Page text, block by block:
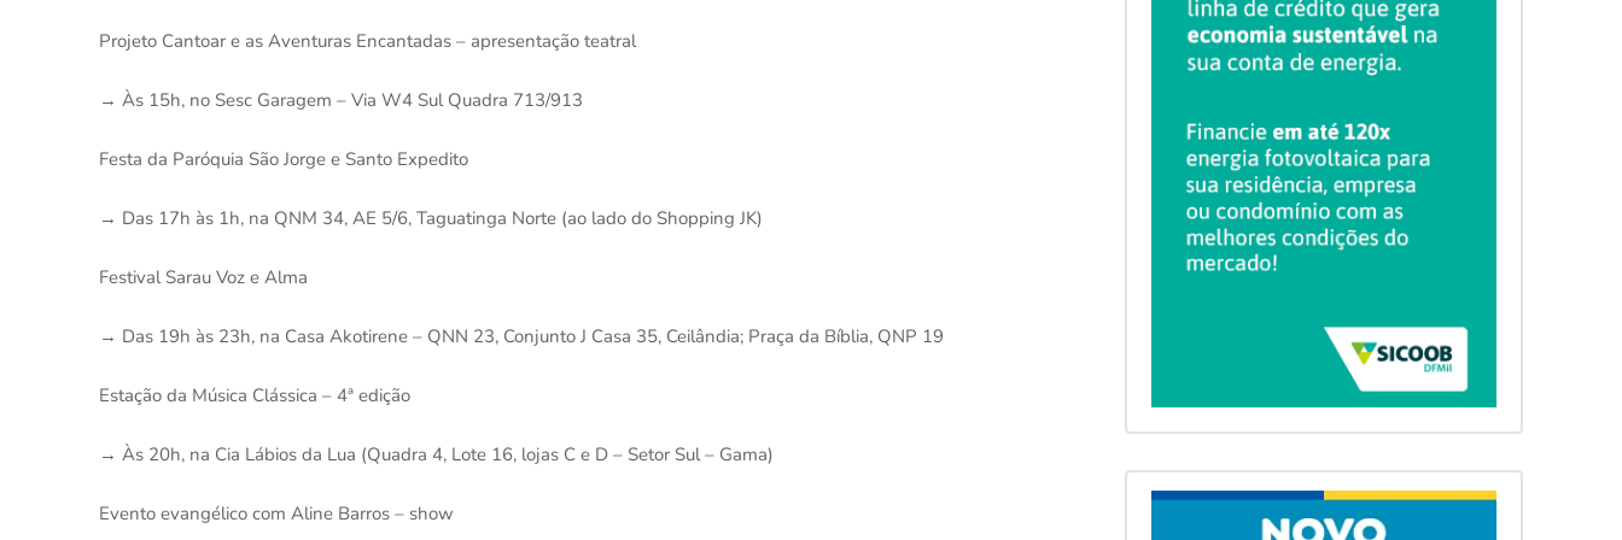
‌Projeto Cantoar e as Aventuras Encantadas – apresentação teatral
→ Às 15h, no Sesc Garagem – Via W4 Sul Quadra 713/913
‌Festa da Paróquia São Jorge e Santo Expedito
→ Das 17h às 1h, na QNM 34, AE 5/6, Taguatinga Norte (ao lado do Shopping JK)
Festival Sarau Voz e Alma
→ Das 19h às 23h, na Casa Akotirene – QNN 23, Conjunto J Casa 35, Ceilândia; Praça da Bíblia, QNP 19
Estação da Música Clássica – 4ª edição
→ Às 20h, na Cia Lábios da Lua (Quadra 4, Lote 16, lojas C e D – Setor Sul – Gama)
‌Evento evangélico com Aline Barros – show